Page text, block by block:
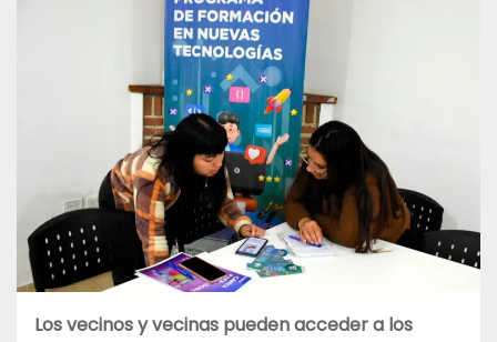
Los vecinos y vecinas pueden acceder a los